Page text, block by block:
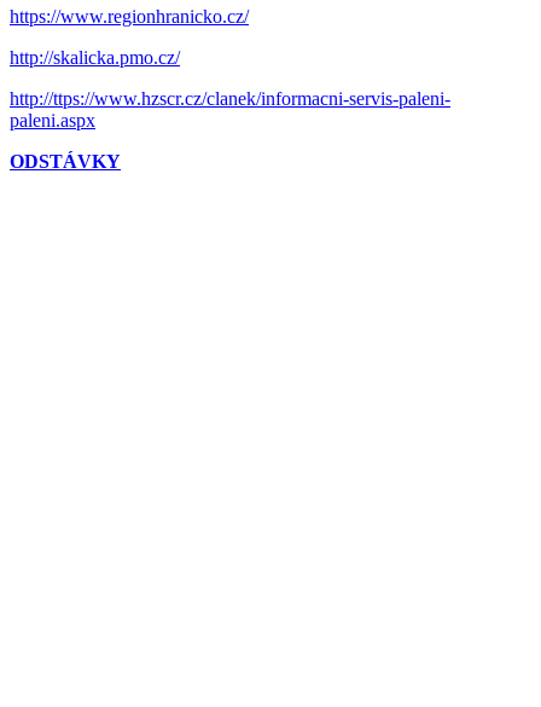
https://www.regionhranicko.cz/
http://skalicka.pmo.cz/
http://ttps://www.hzscr.cz/clanek/informacni-servis-paleni-
paleni.aspx
ODSTÁVKY